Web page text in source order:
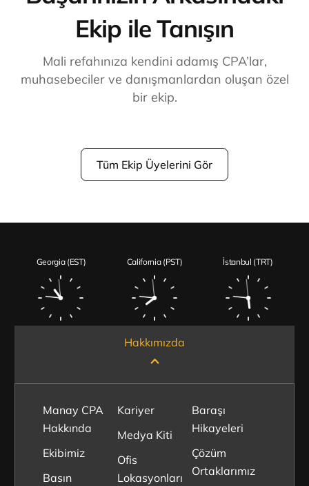
Ekip ile Tanışın
Mali refahınıza kendini adamış CPA’lar,
muhasebeciler ve danışmanlardan oluşan özel
bir ekip.
Tüm Ekip Üyelerini Gör
Georgia (EST) California (PST) İstanbul (TRT)
Hakkımızda
Manay CPA
Hakkında
Ekibimiz
Basın
Kariyer
Medya Kiti
Ofis
Lokasyonları
Baraşı
Hikayeleri
Çözüm
Ortaklarımız